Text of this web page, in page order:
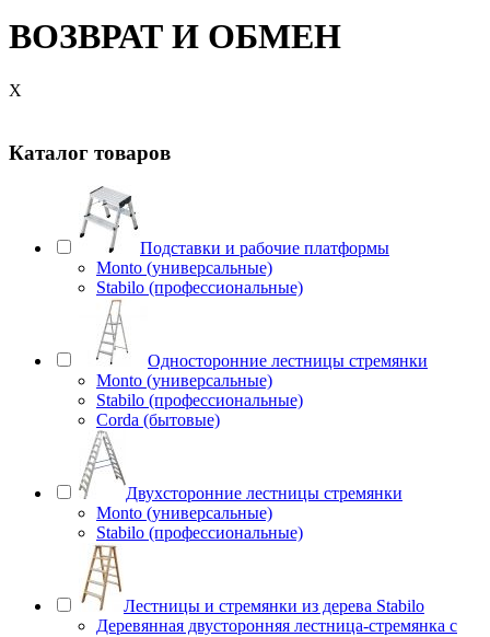
ВОЗВРАТ И ОБМЕН
X
Каталог товаров
Подставки и рабочие платформы
Monto (универсальные)
Stabilo (профессиональные)
Односторонние лестницы стремянки
Monto (универсальные)
Stabilo (профессиональные)
Corda (бытовые)
Двухсторонние лестницы стремянки
Monto (универсальные)
Stabilo (профессиональные)
Лестницы и стремянки из дерева Stabilo
Деревянная двусторонняя лестница-стремянка с